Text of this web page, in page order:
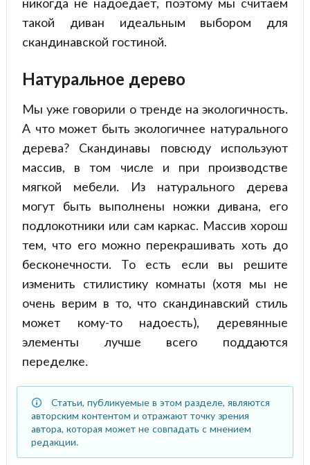
такой диван идеальным выбором для
скандинавской гостиной.
Натуральное дерево
Мы уже говорили о тренде на экологичность.
А что может быть экологичнее натурального
дерева? Скандинавы повсюду используют
массив, в том числе и при производстве
мягкой мебели. Из натурального дерева
могут быть выполнены ножки дивана, его
подлокотники или сам каркас. Массив хорош
тем, что его можно перекрашивать хоть до
бесконечности. То есть если вы решите
изменить стилистику комнаты (хотя мы не
очень верим в то, что скандинавский стиль
может кому-то надоесть), деревянные
элементы лучше всего поддаются
переделке.
Статьи, публикуемые в этом разделе, являются
авторским контентом и отражают точку зрения
автора, которая может не совпадать с мнением
редакции.